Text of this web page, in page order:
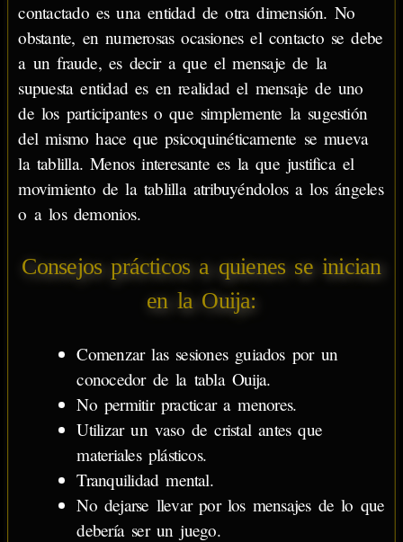
contactado es una entidad de otra dimensión. No
obstante, en numerosas ocasiones el contacto se debe
a un fraude, es decir a que el mensaje de la
supuesta entidad es en realidad el mensaje de uno
de los participantes o que simplemente la sugestión
del mismo hace que psicoquinéticamente se mueva
la tablilla. Menos interesante es la que justifica el
movimiento de la tablilla atribuyéndolos a los ángeles
o a los demonios.
Consejos prácticos a quienes se inician
en la Ouija:
Comenzar las sesiones guiados por un
conocedor de la tabla Ouija.
No permitir practicar a menores.
Utilizar un vaso de cristal antes que
materiales plásticos.
Tranquilidad mental.
No dejarse llevar por los mensajes de lo que
debería ser un juego.